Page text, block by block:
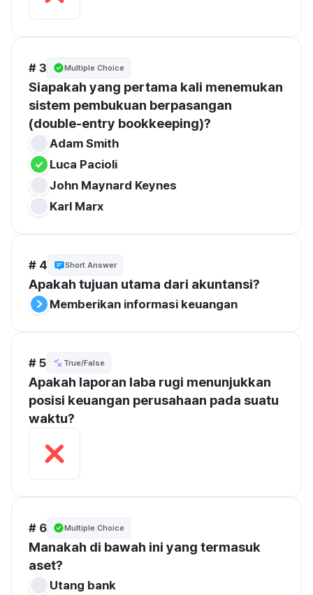
# 3 Multiple Choice
Siapakah yang pertama kali menemukan
sistem pembukuan berpasangan
(double-entry bookkeeping)?
Adam Smith
Luca Pacioli
John Maynard Keynes
Karl Marx
# 4 Short Answer
Apakah tujuan utama dari akuntansi?
Memberikan informasi keuangan
# 5 True/False
Apakah laporan laba rugi menunjukkan
posisi keuangan perusahaan pada suatu
waktu?
# 6 Multiple Choice
Manakah di bawah ini yang termasuk
aset?
Utang bank